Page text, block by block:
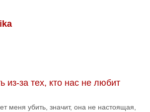
из-за тех, кто нас не любит
меня убить, значит, она не настоящая,